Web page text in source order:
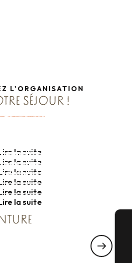
L'ORGANISATION
SÉJOUR !
la suite
la suite
la suite
groupe
la suite
nautiques groupe
la suite
de loisirs groupe
la suite
visite guidée à Combourg